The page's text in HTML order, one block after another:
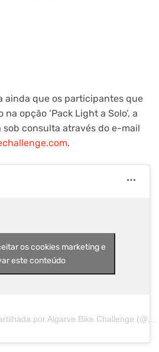
ainda que os participantes que
opção ‘Pack Light a Solo’, a
consulta através do e-mail
.
os cookies marketing e
este conteúdo